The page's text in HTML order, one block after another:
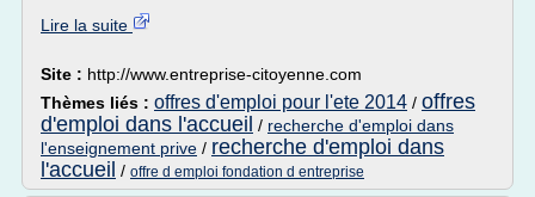
Lire la suite
Site : http://www.entreprise-citoyenne.com
Thèmes liés : offres d'emploi pour l'ete 2014 / offres
d'emploi dans l'accueil / recherche d'emploi dans
l'enseignement prive / recherche d'emploi dans
l'accueil / offre d emploi fondation d entreprise